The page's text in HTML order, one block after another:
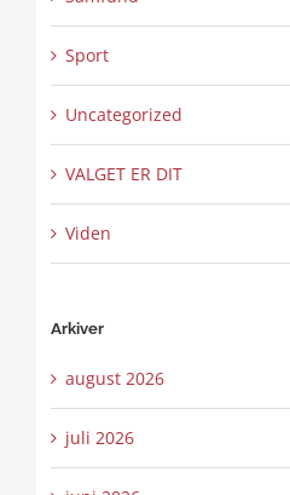
Sport
Uncategorized
VALGET ER DIT
Viden
Arkiver
august 2026
juli 2026